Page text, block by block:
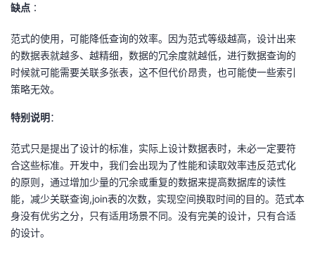
缺点 ∶
范式的使用，可能降低查询的效率。因为范式等级越高，设计出来
的数据表就越多、越精细，数据的冗余度就越低，进行数据查询的
时候就可能需要关联多张表，这不但代价昂贵，也可能使一些索引
策略无效。
特别说明：
范式只是提出了设计的标准，实际上设计数据表时，未必一定要符
合这些标准。开发中，我们会出现为了性能和读取效率违反范式化
的原则，通过增加少量的冗余或重复的数据来提高数据库的读性
能，减少关联查询,join表的次数，实现空间换取时间的目的。范式本
身没有优劣之分，只有适用场景不同。没有完美的设计，只有合适
的设计。